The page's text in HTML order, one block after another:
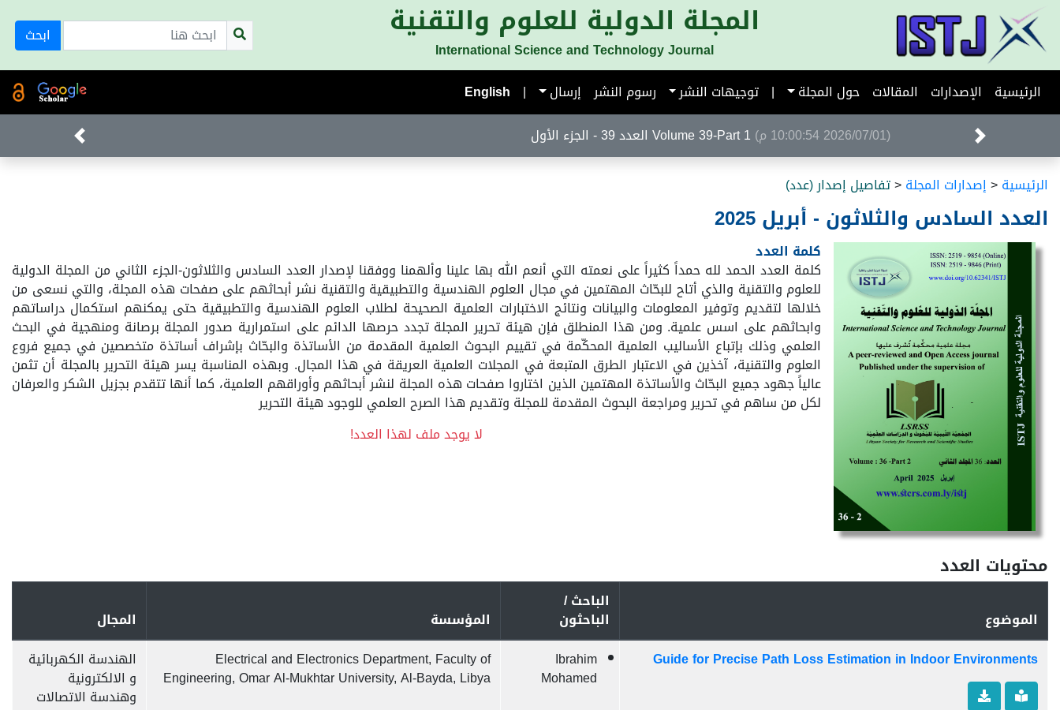
المجلة الدولية للعلوم والتقنية
International Science and Technology Journal
ابحث
الرئيسية الإصدارات المقالات حول المجلة | توجيهات النشر رسوم النشر إرسال |
English
(2025/11/03 10:06:09 م)
معلومات الاتصال Contact information
الرئيسية<إصدارات المجلة<تفاصيل إصدار (عدد)
العدد السادس والثلاثون - أبريل 2025
كلمة العدد
كلمة العدد الحمد لله حمداً كثيراً على نعمته التي أنعم الله بها علينا وألهمنا ووفقنا لإصدار العدد السادس والثلاثون-الجزء الثاني من المجلة الدولية
للعلوم والتقنية والذي أتاح للبحّاث المهتمين في مجال العلوم الهندسية والتطبيقية والتقنية نشر أبحاثهم على صفحات هذه المجلة، والتي نسعى من
خلالها لتقديم وتوفير المعلومات والبيانات ونتائج الاختبارات العلمية الصحيحة لطلاب العلوم الهندسية والتطبيقية حتى يمكنهم استكمال دراساتهم
وابحاثهم على اسس علمية. ومن هذا المنطلق فإن هيئة تحرير المجلة تجدد حرصها الدائم على استمرارية صدور المجلة برصانة ومنهجية في البحث
العلمي وذلك بإتباع الأساليب العلمية المحكّمة في تقييم البحوث العلمية المقدمة من الأساتذة والبحّاث بإشراف أساتذة متخصصين في جميع فروع
العلوم والتقنية، آخذين في الاعتبار الطرق المتبعة في المجلات العلمية العريقة في هذا المجال. وبهذه المناسبة يسر هيئة التحرير بالمجلة أن تثمن
عالياً جهود جميع البحّاث والأساتذة المهتمين الذين اختاروا صفحات هذه المجلة لنشر أبحاثهم وأوراقهم العلمية، كما أنها تتقدم بجزيل الشكر والعرفان
لكل من ساهم في تحرير ومراجعة البحوث المقدمة للمجلة وتقديم هذا الصرح العلمي للوجود هيئة التحرير
لا يوجد ملف لهذا العدد!
محتويات العدد
الموضوع
الباحث /
الباحثون المؤسسة
المجال
Guide for Precise Path Loss Estimation in Indoor Environments
Ibrahim
Mohamed
Electrical and Electronics Department, Faculty of
Engineering, Omar Al-Mukhtar University, Al-Bayda, Libya
الهندسة الكهربائية
و الالكترونية
وهندسة الاتصالات